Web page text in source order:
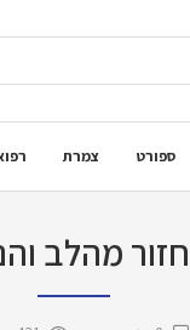
ספורט צמרת
מהלב